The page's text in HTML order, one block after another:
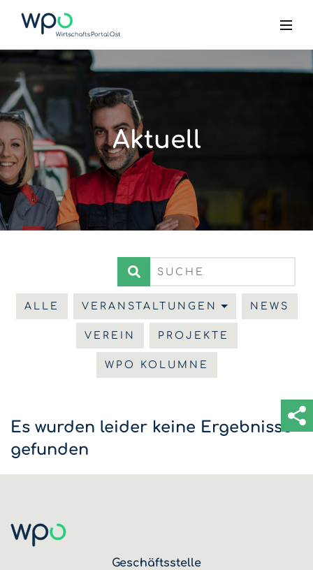
Aktuell
ALLE VERANSTALTUNGEN NEWS
VEREIN PROJEKTE
WPO KOLUMNE
Es wurden leider keine Ergebnisse
gefunden
Geschäftsstelle